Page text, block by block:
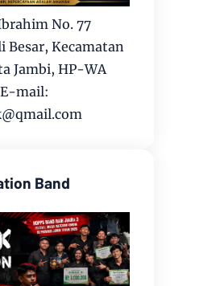
No. 77
Besar, Kecamatan
Jambi, HP-WA
mail:
Band